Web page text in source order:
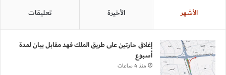
الأشهر الأخيرة تعليقات
إغلاق حارتين على طريق الملك فهد مقابل بيان لمدة
أسبوع
منذ 4 ساعات